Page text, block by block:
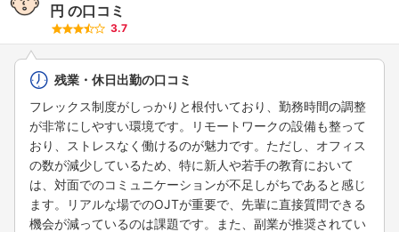
円 の口コミ
3.7
残業・休日出勤の口コミ
フレックス制度がしっかりと根付いており、勤務時間の調整
が非常にしやすい環境です。リモートワークの設備も整って
おり、ストレスなく働けるのが魅力です。ただし、オフィス
の数が減少しているため、特に新人や若手の教育において
は、対面でのコミュニケーションが不足しがちであると感じ
ます。リアルな場でのOJTが重要で、先輩に直接質問できる
機会が減っているのは課題です。また、副業が推奨されてい